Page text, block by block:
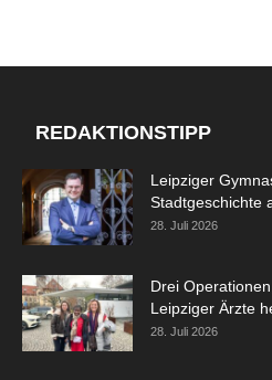
REDAKTIONSTIPP
Leipziger
Stadtgeschichte
28. Juli 2026
Drei
Leipziger Ärzte
28. Juli 2026